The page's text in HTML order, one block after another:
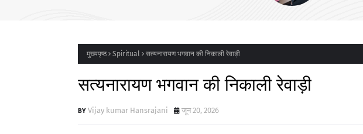
मुख्यपृष्ठ Spiritual सत्यनारायण भगवान की निकाली रेवाड़ी
सत्यनारायण भगवान की निकाली रेवाड़ी
Vijay kumar Hansrajani जून 20, 2026